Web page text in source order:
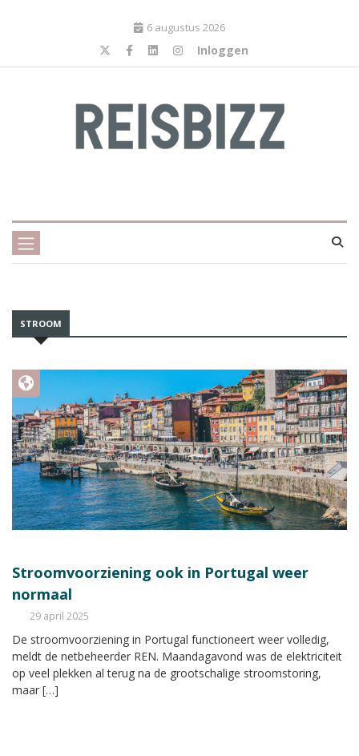
6 augustus 2026
Inloggen
STROOM
Stroomvoorziening ook in Portugal weer
normaal
29 april 2025
De stroomvoorziening in Portugal functioneert weer volledig,
meldt de netbeheerder REN. Maandagavond was de elektriciteit
op veel plekken al terug na de grootschalige stroomstoring,
maar […]